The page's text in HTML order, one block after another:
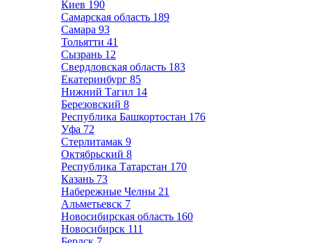
Киев 190
Самарская область 189
Самара 93
Тольятти 41
Сызрань 12
Свердловская область 183
Екатеринбург 85
Нижний Тагил 14
Березовский 8
Республика Башкортостан 176
Уфа 72
Стерлитамак 9
Октябрьский 8
Республика Татарстан 170
Казань 73
Набережные Челны 21
Альметьевск 7
Новосибирская область 160
Новосибирск 111